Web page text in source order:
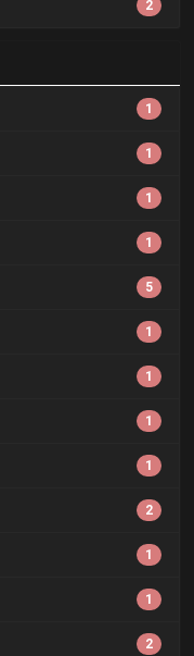
2
1
1
1
1
5
1
1
1
1
2
1
1
2